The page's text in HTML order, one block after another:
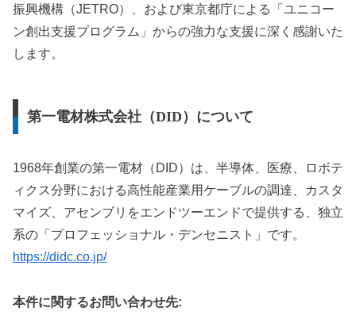
振興機構（JETRO）、および東京都庁による「ユニコー
ン創出支援プログラム」からの強力な支援に深く感謝いた
します。
第一電材株式会社（DID）について
1968年創業の第一電材（DID）は、半導体、医療、ロボテ
ィクス分野における高性能産業用ケーブルの調達、カスタ
マイズ、アセンブリをエンドツーエンドで提供する、独立
系の「プロフェッショナル・デンセニスト」です。
https://didc.co.jp/
本件に関するお問い合わせ先: